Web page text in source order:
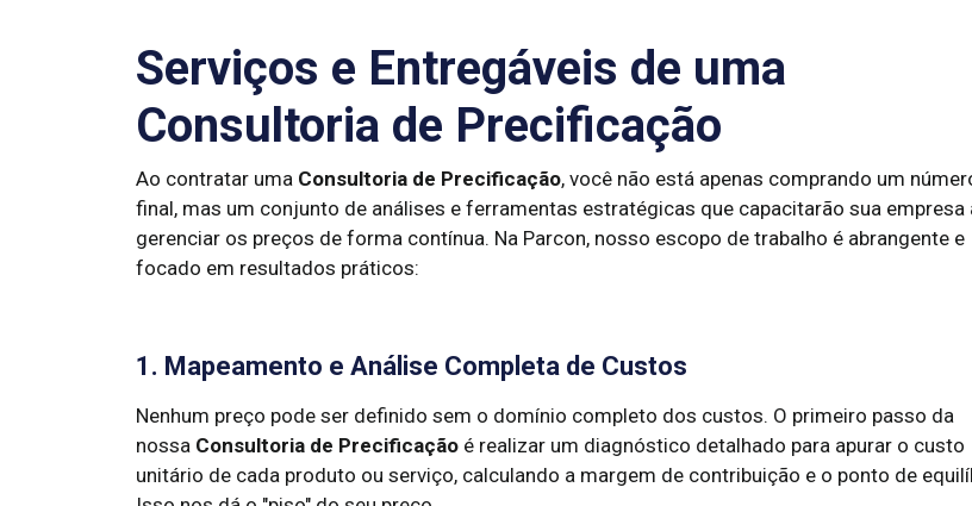
Serviços e Entregáveis de uma
Consultoria de Precificação
Ao contratar uma Consultoria de Precificação, você não está apenas comprando um
final, mas um conjunto de análises e ferramentas estratégicas que capacitarão sua empresa
gerenciar os preços de forma contínua. Na Parcon, nosso escopo de trabalho é abrangente e
focado em resultados práticos:
1. Mapeamento e Análise Completa de Custos
Nenhum preço pode ser definido sem o domínio completo dos custos. O primeiro passo da
nossa Consultoria de Precificação é realizar um diagnóstico detalhado para apurar o custo
unitário de cada produto ou serviço, calculando a margem de contribuição e o ponto de